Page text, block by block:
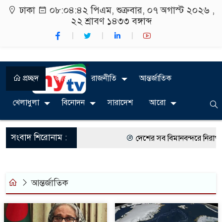
ঢাকা ০৮:০৪:৪৩ পিএম, শুক্রবার, ০৭ অগাস্ট ২০২৬ ,
২২ শ্রাবণ ১৪৩৩ বঙ্গাব্দ
প্রচ্ছদ জাতীয় রাজনীতি আন্তর্জাতিক
খেলাধুলা বিনোদন সারাদেশ আরো
সংবাদ শিরোনাম : দেশের সব বিমানবন্দরে নিরাপত্তা
কর্মসূচীর শুভসূচনা।
আন্তর্জাতিক